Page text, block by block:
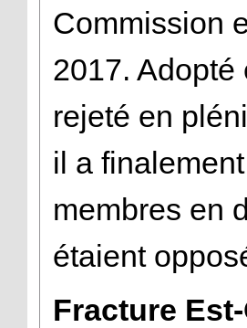
Commission
2017.
rejeté en
il a
membres en
étaient
Fracture